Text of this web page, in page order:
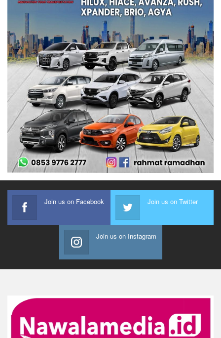
Join us on Facebook Join us on Twitter
Join us on Instagram